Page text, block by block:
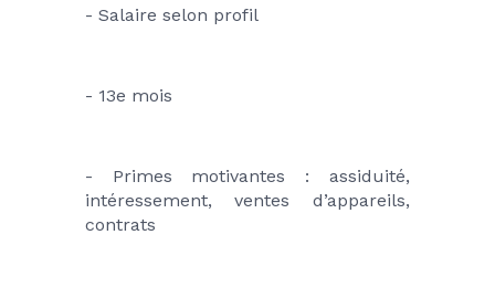
- Salaire selon profil
- 13e mois
- Primes motivantes : assiduité,
intéressement, ventes d’appareils,
contrats